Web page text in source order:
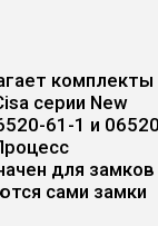
комплекты
серии New
61-1 и
для замков
сами замки